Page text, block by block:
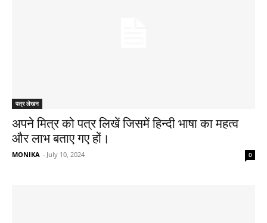
पत्र लेखन
अपने मित्र को पत्र लिखें जिसमें हिन्दी भाषा का महत्व
और लाभ बताए गए हों।
MONIKA - July 10, 2024 0